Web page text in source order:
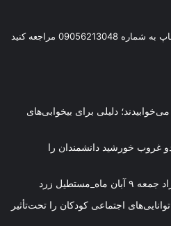
مراجعه کنید
دلیلی برای بیخوابی‌های
خورشید دانشمندان را
زرد
اجتماعی کودکان را تحت‌تأثیر